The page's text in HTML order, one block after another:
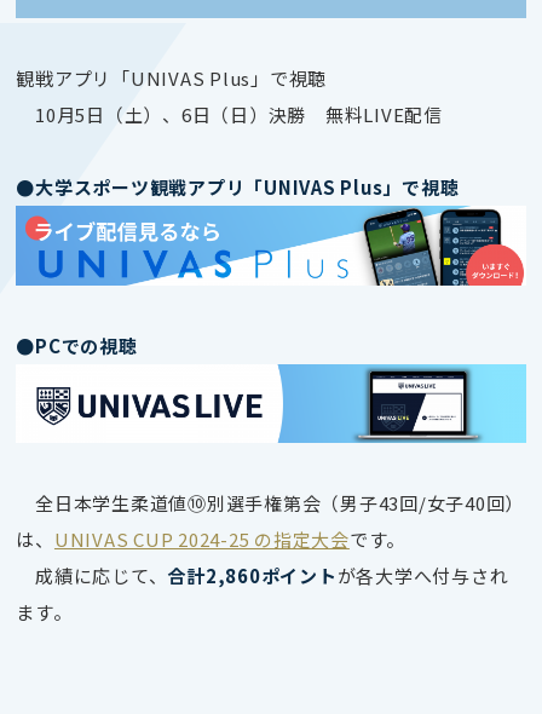
観戦アプリ「UNIVAS Plus」で視聴
10月5日（土）、6日（日）決勝 無料LIVE配信
●大学スポーツ観戦アプリ「UNIVAS Plus」で視聴
●PCでの視聴
全日本学生柔道値➉別選手権第会（男子43回/女子40回）
は、 UNIVAS CUP 2024-25 の指定大会です。
成績に応じて、 合計2,860ポイントが各大学へ付与され
ます。